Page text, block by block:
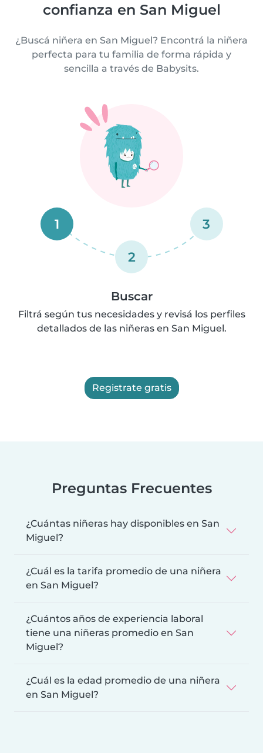
confianza en San Miguel
¿Buscá niñera en San Miguel? Encontrá la niñera
perfecta para tu familia de forma rápida y
sencilla a través de Babysits.
1
2
3
Buscar
Filtrá según tus necesidades y revisá los perfiles
detallados de las niñeras en San Miguel.
Registrate gratis
Preguntas Frecuentes
¿Cuántas niñeras hay disponibles en San
Miguel?
¿Cuál es la tarifa promedio de una niñera
en San Miguel?
¿Cuántos años de experiencia laboral
tiene una niñeras promedio en San
Miguel?
¿Cuál es la edad promedio de una niñera
en San Miguel?